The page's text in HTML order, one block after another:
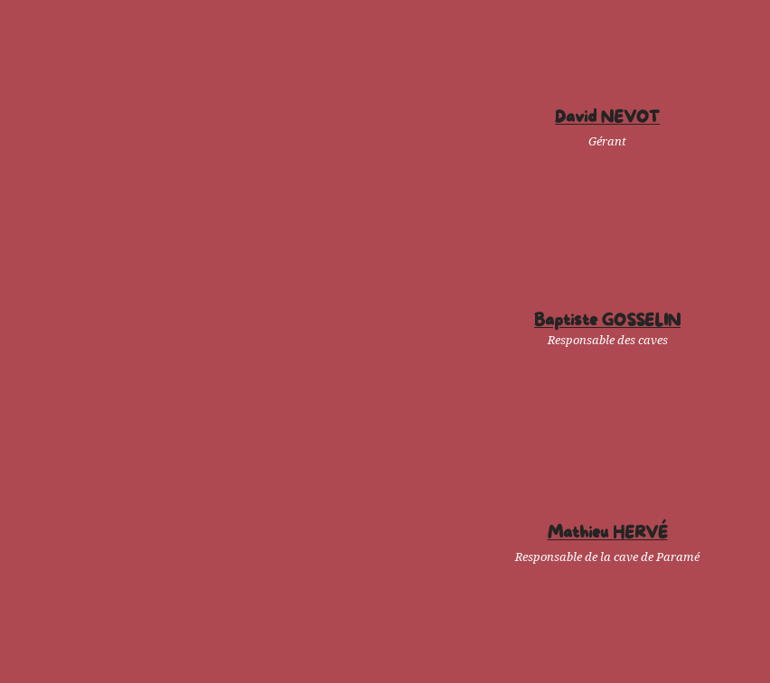
David NEVOT
Gérant
Baptiste GOSSELIN
Responsable des caves
Mathieu HERVÉ
Responsable de la cave de Paramé